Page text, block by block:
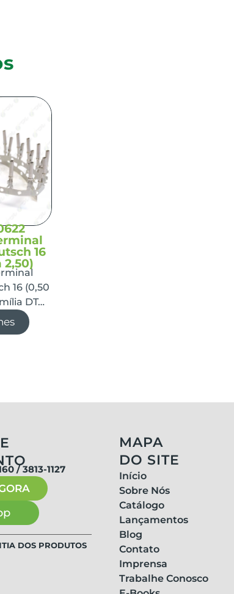
16
2,50)
16 (0,50
DT…
/ 3813-1127
DOS PRODUTOS
MAPA
DO SITE
Início
Sobre Nós
Catálogo
Lançamentos
Blog
Contato
Imprensa
Trabalhe Conosco